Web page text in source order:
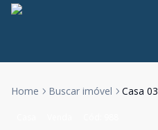
Home Buscar imóvel Casa